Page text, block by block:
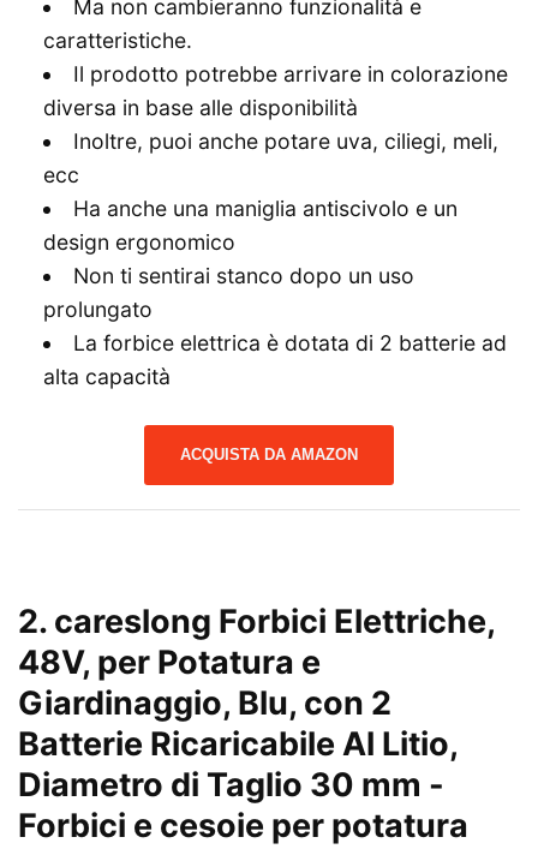
Ma non cambieranno funzionalità e
caratteristiche.
Il prodotto potrebbe arrivare in colorazione
diversa in base alle disponibilità
Inoltre, puoi anche potare uva, ciliegi, meli,
ecc
Ha anche una maniglia antiscivolo e un
design ergonomico
Non ti sentirai stanco dopo un uso
prolungato
La forbice elettrica è dotata di 2 batterie ad
alta capacità
ACQUISTA DA AMAZON
2. careslong Forbici Elettriche,
48V, per Potatura e
Giardinaggio, Blu, con 2
Batterie Ricaricabile Al Litio,
Diametro di Taglio 30 mm -
Forbici e cesoie per potatura